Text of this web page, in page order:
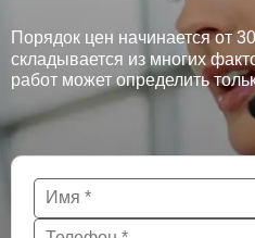
Порядок цен начинается от
складывается из многих
работ может определить